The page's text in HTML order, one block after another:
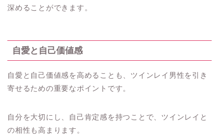
深めることができます。
自愛と自己価値感
自愛と自己価値感を高めることも、ツインレイ男性を引き
寄せるための重要なポイントです。
自分を大切にし、自己肯定感を持つことで、ツインレイと
の相性も高まります。